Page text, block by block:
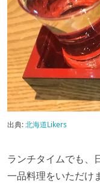
出典:北海道Likers
ランチタイムでも、
一品料理をいただけ